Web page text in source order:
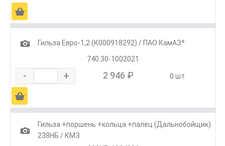
Ä
1
Гильза Евро-1,2 (К000918292) / ПАО КамАЗ*
740.30-1002021
- + 2 946 ₽ 0 шт.
Ä
1
Гильза +поршень +кольца +палец (Дальнобойщик)
238НБ / КМЗ